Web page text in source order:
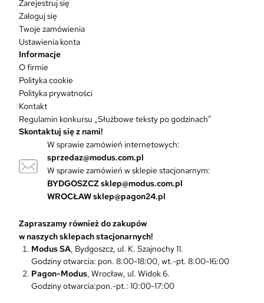
w
O
p
c
j
e
o
ż
n
a
w
y
Zarejestruj się
Zaloguj się
Twoje zamówienia
Ustawienia konta
Informacje
O firmie
Polityka cookie
Polityka prywatności
Kontakt
Regulamin konkursu „Służbowe teksty po godzinach”
Skontaktuj się z nami!
W sprawie zamówień internetowych:
sprzedaz@modus.com.pl
W sprawie zamówień w sklepie stacjonarnym:
BYDGOSZCZsklep@modus.com.pl
WROCŁAWsklep@pagon24.pl
Zapraszamy również do zakupów
w naszych sklepach stacjonarnych!
Modus SA, Bydgoszcz, ul. K. Szajnochy 11.
Godziny otwarcia: pon. 8:00-18:00, wt.-pt. 8:00-16:00
Pagon-Modus, Wrocław, ul. Widok 6.
Godziny otwarcia:pon.-pt.: 10:00-17:00